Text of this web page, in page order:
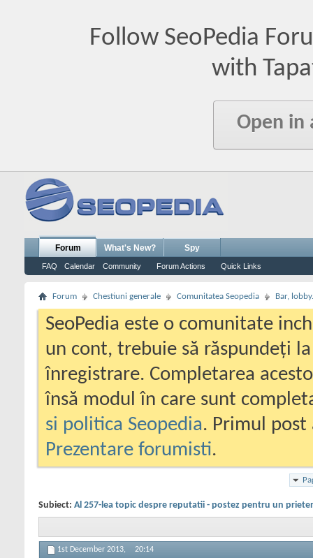
Follow SeoPedia
with
Open in
Forum
FAQ Calendar Community Forum Actions Quick Links
What's New? Spy
Forum Chestiuni generale Comunitatea Seopedia Bar,
SeoPedia este o comunitate
un cont, trebuie să răspundeți
înregistrare. Completarea
însă modul în care sunt
si politica Seopedia. Primul
Prezentare forumisti.
Subiect: Al 257-lea topic despre reputatii - postez pentru un
1st December 2013, 20:14